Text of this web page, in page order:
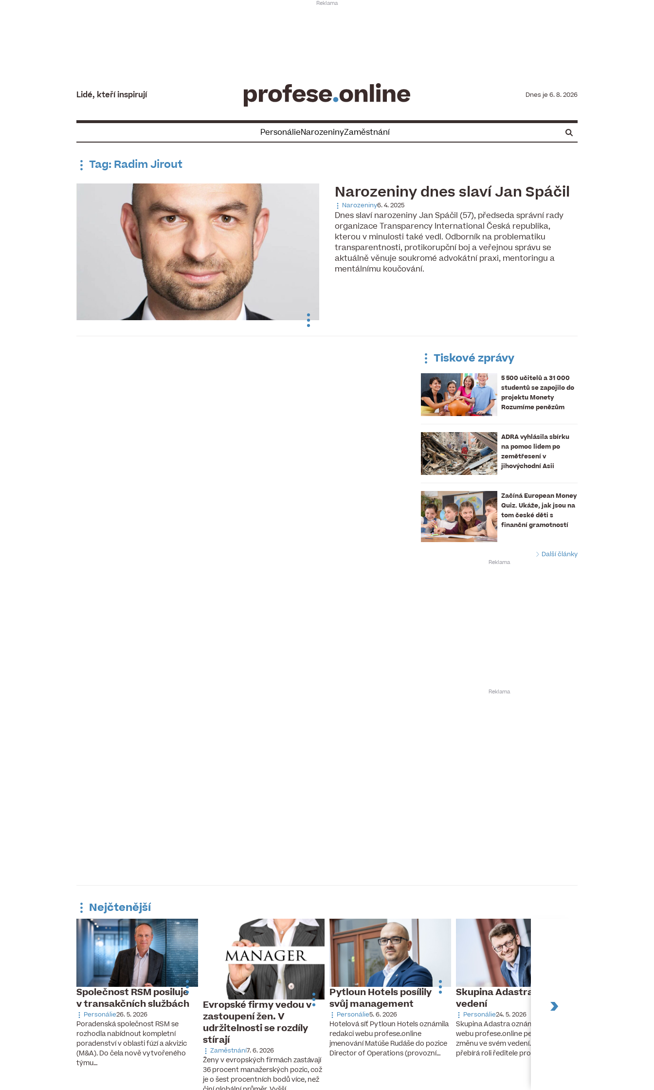
Lidé, kteří inspirují Dnes je 6. 8. 2026
PersonálieNarozeninyZaměstnání
Tag: Radim Jirout
Narozeniny dnes slaví Jan Spáčil
Narozeniny6. 4. 2025
Dnes slaví narozeniny Jan Spáčil (57), předseda správní rady
organizace Transparency International Česká republika,
kterou v minulosti také vedl. Odborník na problematiku
transparentnosti, protikorupční boj a veřejnou správu se
aktuálně věnuje soukromé advokátní praxi, mentoringu a
mentálnímu koučování.
Tiskové zprávy
5 500 učitelů a 31 000
studentů se zapojilo do
projektu Monety
Rozumíme penězům
ADRA vyhlásila sbírku
na pomoc lidem po
zemětřesení v
jihovýchodní Asii
Začíná European Money
Quiz. Ukáže, jak jsou na
tom české děti s
finanční gramotností
Další články
Nejčtenější
Společnost RSM posiluje
v transakčních službách
Personálie26. 5. 2026
Poradenská společnost RSM se
rozhodla nabídnout kompletní
poradenství v oblasti fúzí a akvizic
(M&A). Do čela nově vytvořeného
týmu…
Evropské firmy vedou v
zastoupení žen. V
udržitelnosti se rozdíly
stírají
Zaměstnání7. 6. 2026
Ženy v evropských firmách zastávají
36 procent manažerských pozic, což
je o šest procentních bodů více, než
Pytloun Hotels posílily
svůj management
Personálie5. 6. 2026
Hotelová síť Pytloun Hotels oznámila
redakci webu profese.online
jmenování Matúše Rudáše do pozice
Director of Operations (provozní…
Skupina Adastra mění své
vedení
Personálie24. 5. 2026
Skupina Adastra oznámila redakci
webu profese.online personální
změnu ve svém vedení. Petr Zelenka
přebírá roli ředitele pro umělou…